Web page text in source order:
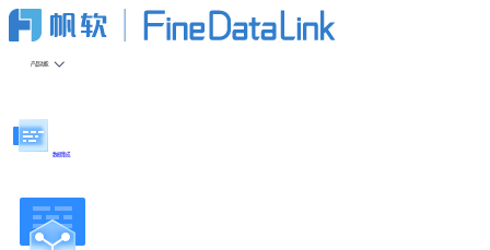
产品功能
数据集成